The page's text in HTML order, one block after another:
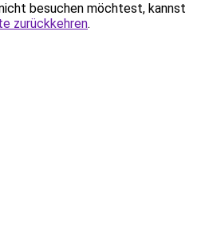
besuchen möchtest, kannst
zurückkehren.